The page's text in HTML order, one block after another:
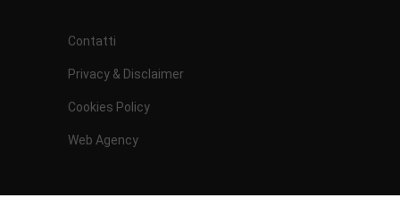
Contatti
Privacy & Disclaimer
Cookies Policy
Web Agency